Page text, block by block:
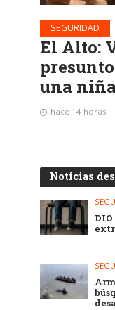
SEGURIDAD
El Alto:
una niña
hace 14 horas
Noticias